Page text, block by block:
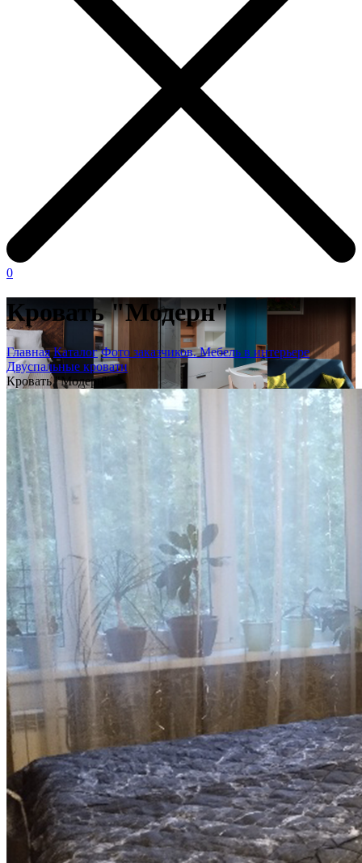
0
Кровать "Модерн"
Главная Каталог Фото заказчиков. Мебель в интерьере
Двуспальные кровати
Кровать "Модерн"